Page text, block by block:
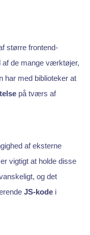
større frontend-
de mange værktøjer,
har med biblioteker at
på tværs af
af eksterne
vigtigt at holde disse
og det
JS-kode i